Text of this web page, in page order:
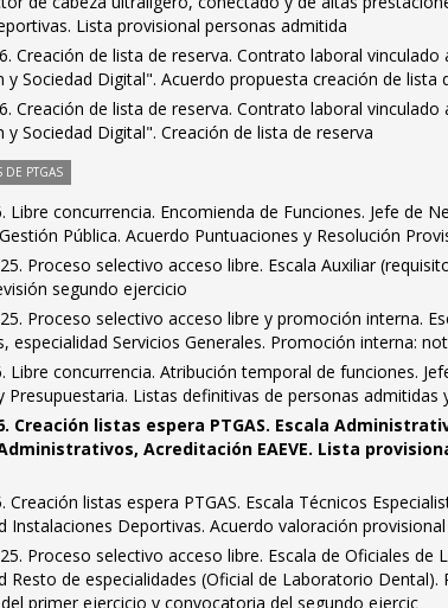
Lista provisional personas admitida
Creación de lista de reserva. Contrato laboral vinculado
y Sociedad Digital". Acuerdo propuesta creación de lista
Creación de lista de reserva. Contrato laboral vinculado
y Sociedad Digital". Creación de lista de reserva
DE PTGAS
Libre concurrencia. Encomienda de Funciones. Jefe de
Pública. Acuerdo Puntuaciones y Resolución
Proceso selectivo acceso libre. Escala Auxiliar
segundo ejercicio
Proceso selectivo acceso libre y promoción interna.
especialidad Servicios Generales. Promoción interna:
Libre concurrencia. Atribución temporal de funciones.
Presupuestaria. Listas definitivas de personas admitidas
Creación listas espera PTGAS. Escala
Acreditación EAEVE. Lista
Creación listas espera PTGAS. Escala Técnicos
Instalaciones Deportivas. Acuerdo valoración provisional
Proceso selectivo acceso libre. Escala de Oficiales de
Resto de especialidades (Oficial de Laboratorio Dental).
primer ejercicio y convocatoria del segundo ejercic